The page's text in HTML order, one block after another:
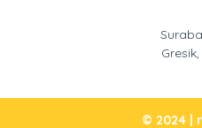
© 2024 |